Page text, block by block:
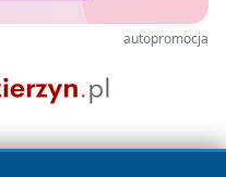
autopromocja